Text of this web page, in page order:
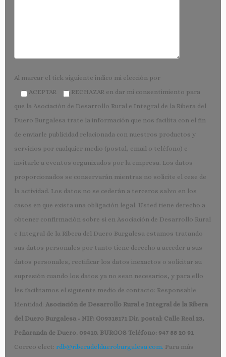
Al marcar el tick siguiente indico mi elección por
ACEPTAR
RECHAZAR en dar mi consentimiento para
que la Asociación de Desarrollo Rural e Integral de la Ribera del
Duero Burgalesa trate la información que nos facilita con el fin
de enviarle publicidad relacionada con nuestros productos y
servicios por cualquier medio (postal, email o teléfono) e
invitarle a eventos organizados por la empresa. Los datos
proporcionados se conservarán mientras no solicite el cese de
la actividad. Los datos no se cederán a terceros salvo en los
casos en que exista una obligación legal. Usted tiene derecho a
obtener confirmación sobre si en Asociación de Desarrollo Rural
e Integral de la Ribera del Duero Burgalesa estamos tratando
sus datos personales por tanto tiene derecho a acceder a sus
datos personales, rectificar los datos inexactos o solicitar su
supresión cuando los datos ya no sean necesarios, y para ello
les facilitamos el siguiente medio de contacto: Responsable
Identidad: Asociación de Desarrollo Rural e Integral de la Ribera
del Duero Burgalesa - NIF: G09318171 Dir. postal: Calle Real 23,
Peñaranda de Duero. 09410. BURGOS Teléfono: 947 55 20 91
Correo elect: rdb@riberadeldueroburgalesa.com. Para más